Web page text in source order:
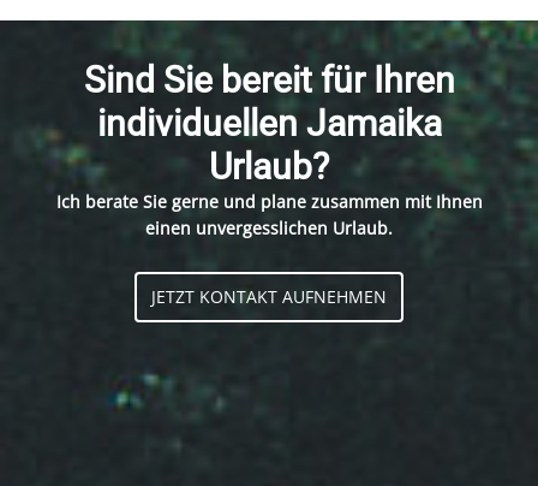
Sind Sie bereit für Ihren
individuellen Jamaika
Urlaub?
Ich berate Sie gerne und plane zusammen mit Ihnen
einen unvergesslichen Urlaub.
JETZT KONTAKT AUFNEHMEN